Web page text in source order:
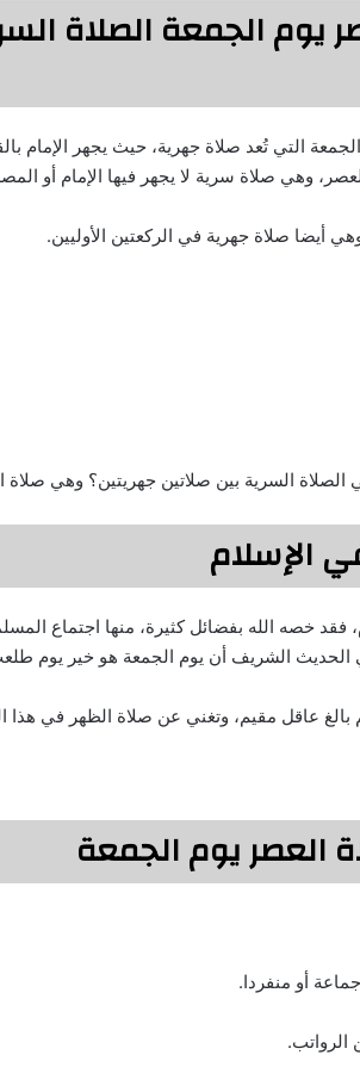
يوم الجمعة الصلاة
التي تُعد صلاة جهرية، حيث يجهر الإمام
وهي صلاة سرية لا يجهر فيها الإمام أو
أيضا صلاة جهرية في الركعتين الأوليين.
السرية بين صلاتين جهريتين؟ وهي
الإسلام
فقد خصه الله بفضائل كثيرة، منها اجتماع
الحديث الشريف أن يوم الجمعة هو خير يوم
عاقل مقيم، وتغني عن صلاة الظهر في هذا
العصر يوم الجمعة
أو منفردا.
الرواتب.